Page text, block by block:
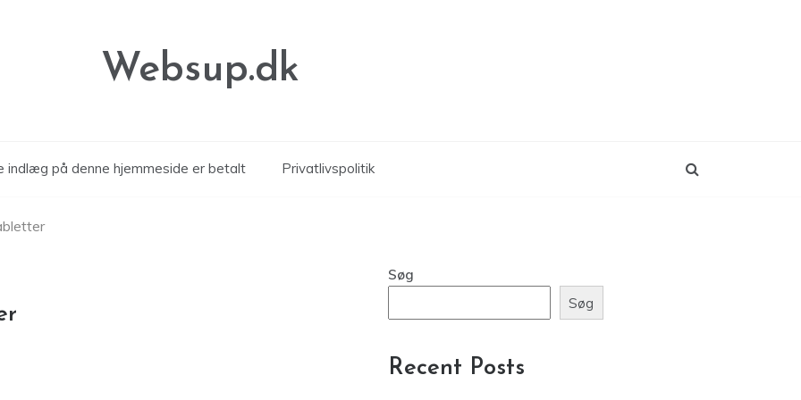
Websup.dk
indlæg på denne hjemmeside er betalt Privatlivspolitik
Søg
Søg
Recent Posts